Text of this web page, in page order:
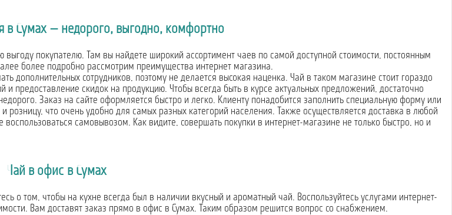
в Сумах — недорого, выгодно, комфортно
покупателю. Там вы найдете широкий ассортимент чаев по самой доступной стоимости, постоянным
более подробно рассмотрим преимущества интернет магазина.
дополнительных сотрудников, поэтому не делается высокая наценка. Чай в таком магазине стоит гораздо
скидок на продукцию. Чтобы всегда быть в курсе актуальных предложений, достаточно
Заказ на сайте оформляется быстро и легко. Клиенту понадобится заполнить специальную форму или
что очень удобно для самых разных категорий населения. Также осуществляется доставка в любой
самовывозом. Как видите, совершать покупки в интернет-магазине не только быстро, но и
Чай в офис в Сумах
о том, чтобы на кухне всегда был в наличии вкусный и ароматный чай. Воспользуйтесь услугами интернет-
Вам доставят заказ прямо в офис в Сумах. Таким образом решится вопрос со снабжением.